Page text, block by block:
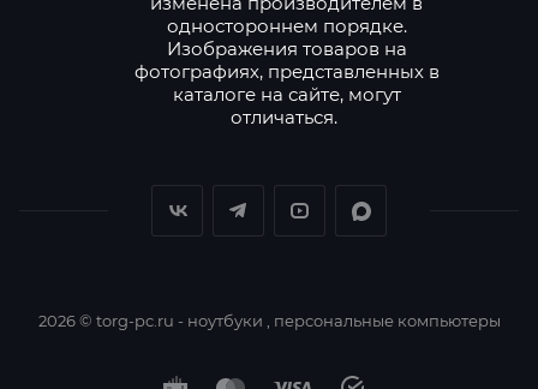
одностороннем порядке.
Изображения товаров на
фотографиях, представленных в
каталоге на сайте, могут
отличаться.
2026 © torg-pc.ru - ноутбуки , персональные компьютеры